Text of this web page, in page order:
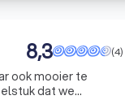
(4)
8,3
ook mooier te
dat we